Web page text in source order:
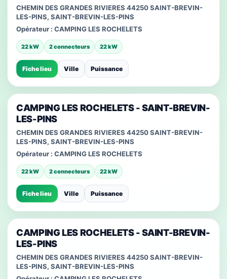
CHEMIN DES GRANDES RIVIERES 44250 SAINT-BREVIN-
LES-PINS, SAINT-BREVIN-LES-PINS
Opérateur : CAMPING LES ROCHELETS
22 kW 2 connecteurs 22 kW
Fiche lieu Ville Puissance
CAMPING LES ROCHELETS - SAINT-BREVIN-
LES-PINS
CHEMIN DES GRANDES RIVIERES 44250 SAINT-BREVIN-
LES-PINS, SAINT-BREVIN-LES-PINS
Opérateur : CAMPING LES ROCHELETS
22 kW 2 connecteurs 22 kW
Fiche lieu Ville Puissance
CAMPING LES ROCHELETS - SAINT-BREVIN-
LES-PINS
CHEMIN DES GRANDES RIVIERES 44250 SAINT-BREVIN-
LES-PINS, SAINT-BREVIN-LES-PINS